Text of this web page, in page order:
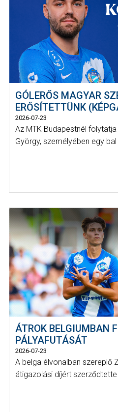
GÓLERŐS MAGYAR
ERŐSÍTETTÜNK
2026-07-23
Az MTK Budapestnél
György, személyében egy bal
ÁTROK BELGIUMBAN
PÁLYAFUTÁSÁT
2026-07-23
A belga élvonalban szereplő
átigazolási díjért